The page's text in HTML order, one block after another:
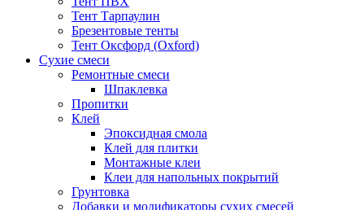
Тент Тарпаулин
Брезентовые тенты
Тент Оксфорд (Oxford)
Сухие смеси
Ремонтные смеси
Шпаклевка
Пропитки
Клей
Эпоксидная смола
Клей для плитки
Монтажные клеи
Клеи для напольных покрытий
Грунтовка
Добавки и модификаторы сухих смесей